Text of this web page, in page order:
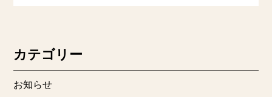
カテゴリー
お知らせ